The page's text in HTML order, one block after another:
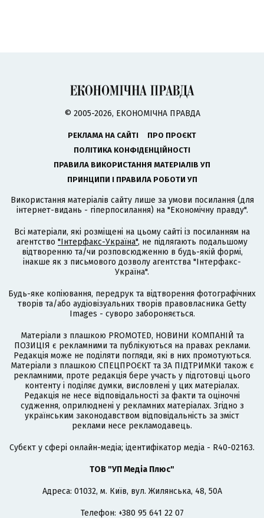
© 2005-2026, ЕКОНОМІЧНА ПРАВДА
РЕКЛАМА НА САЙТІ
ПРО ПРОЄКТ
ПОЛІТИКА КОНФІДЕНЦІЙНОСТІ
ПРАВИЛА ВИКОРИСТАННЯ МАТЕРІАЛІВ УП
ПРИНЦИПИ І ПРАВИЛА РОБОТИ УП
Використання матеріалів сайту лише за умови посилання (для
інтернет-видань - гіперпосилання) на "Економічну правду".
Всі матеріали, які розміщені на цьому сайті із посиланням на
агентство "Інтерфакс-Україна", не підлягають подальшому
відтворенню та/чи розповсюдженню в будь-якій формі,
інакше як з письмового дозволу агентства "Інтерфакс-
Україна".
Будь-яке копіювання, передрук та відтворення фотографічних
творів та/або аудіовізуальних творів правовласника Getty
Images - суворо забороняється.
Матеріали з плашкою PROMOTED, НОВИНИ КОМПАНІЙ та
ПОЗИЦІЯ є рекламними та публікуються на правах реклами.
Редакція може не поділяти погляди, які в них промотуються.
Матеріали з плашкою СПЕЦПРОЄКТ та ЗА ПІДТРИМКИ також є
рекламними, проте редакція бере участь у підготовці цього
контенту і поділяє думки, висловлені у цих матеріалах.
Редакція не несе відповідальності за факти та оціночні
судження, оприлюднені у рекламних матеріалах. Згідно з
українським законодавством відповідальність за зміст
реклами несе рекламодавець.
Cубєкт у сфері онлайн-медіа; ідентифікатор медіа - R40-02163.
ТОВ "УП Медіа Плюс"
Адреса: 01032, м. Київ, вул. Жилянська, 48, 50А
Телефон: +380 95 641 22 07